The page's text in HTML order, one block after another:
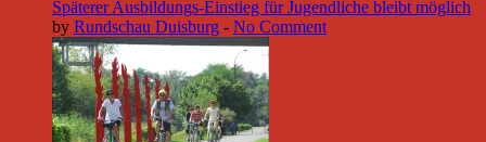
Späterer Ausbildungs-Einstieg für Jugendliche bleibt möglich
by Rundschau Duisburg - No Comment